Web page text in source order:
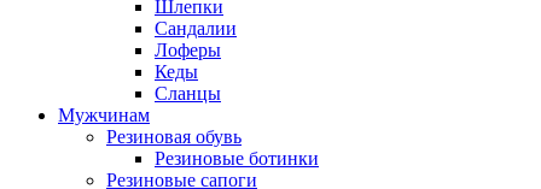
Шлепки
Сандалии
Лоферы
Кеды
Сланцы
Мужчинам
Резиновая обувь
Резиновые ботинки
Резиновые сапоги